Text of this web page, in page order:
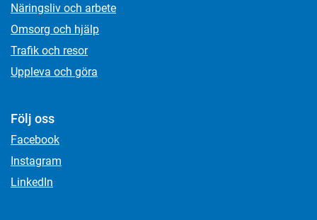
Näringsliv och arbete
Omsorg och hjälp
Trafik och resor
Uppleva och göra
Följ oss
Facebook
Instagram
LinkedIn